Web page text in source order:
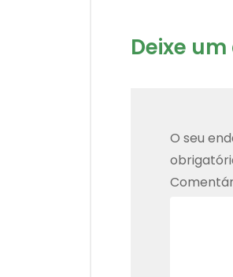
Deixe
O seu